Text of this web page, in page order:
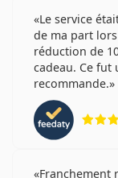
Le service
de ma part
réduction de
cadeau. Ce fut
recommande.
Franchement